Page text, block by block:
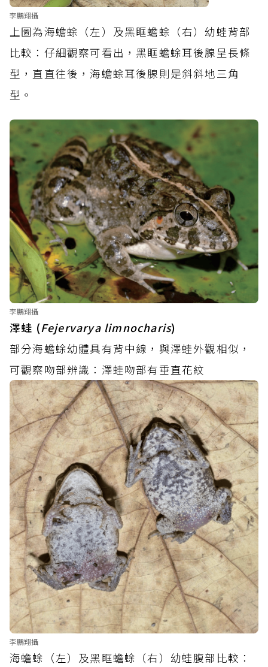
李鵬翔攝
上圖為海蟾蜍（左）及黑眶蟾蜍（右）幼蛙背部
比較：仔細觀察可看出，黑眶蟾蜍耳後腺呈長條
型，直直往後，海蟾蜍耳後腺則是斜斜地三角
型。
李鵬翔攝
澤蛙 (Fejervarya limnocharis)
部分海蟾蜍幼體具有背中線，與澤蛙外觀相似，
可觀察吻部辨識：澤蛙吻部有垂直花紋
李鵬翔攝
海蟾蜍（左）及黑眶蟾蜍（右）幼蛙腹部比較：